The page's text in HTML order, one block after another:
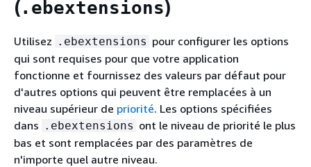
(.ebextensions)
Utilisez .ebextensions pour configurer les options
qui sont requises pour que votre application
fonctionne et fournissez des valeurs par défaut pour
d'autres options qui peuvent être remplacées à un
niveau supérieur de priorité. Les options spécifiées
dans .ebextensions ont le niveau de priorité le plus
bas et sont remplacées par des paramètres de
n'importe quel autre niveau.